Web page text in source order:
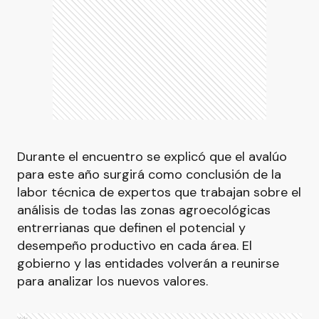
Durante el encuentro se explicó que el avalúo
para este año surgirá como conclusión de la
labor técnica de expertos que trabajan sobre el
análisis de todas las zonas agroecológicas
entrerrianas que definen el potencial y
desempeño productivo en cada área. El
gobierno y las entidades volverán a reunirse
para analizar los nuevos valores.